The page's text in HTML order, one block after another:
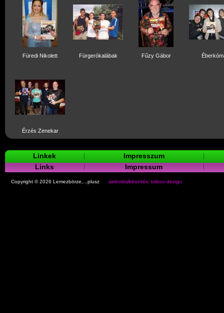
Füredi Nikolett Fürgerókalábak Fűzy Gábor
Érzés Zenekar
Linkek
Impresszum
Links
Impressum
Copyright © 2026 Lemezbörze,...plusz weboldalkészítés: bitbox.design